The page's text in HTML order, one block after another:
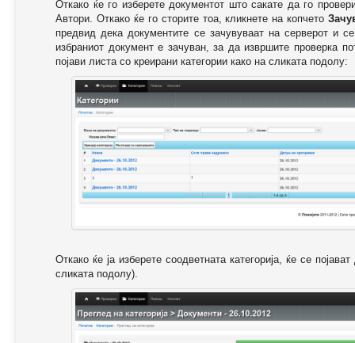
Откако ќе го изберете документот што сакате да го
Автори. Откако ќе го сторите тоа, кликнете на копчето
предвид дека документите се зачувуваат на серверот и
избраниот документ е зачуван, за да извршите проверка
појави листа со креирани категории како на сликата подолу:
Откако ќе ја изберете соодветната категорија, ќе се
сликата подолу).